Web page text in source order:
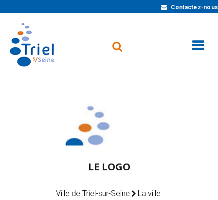
Contactez-nous
LE LOGO
Ville de Triel-sur-Seine
La ville